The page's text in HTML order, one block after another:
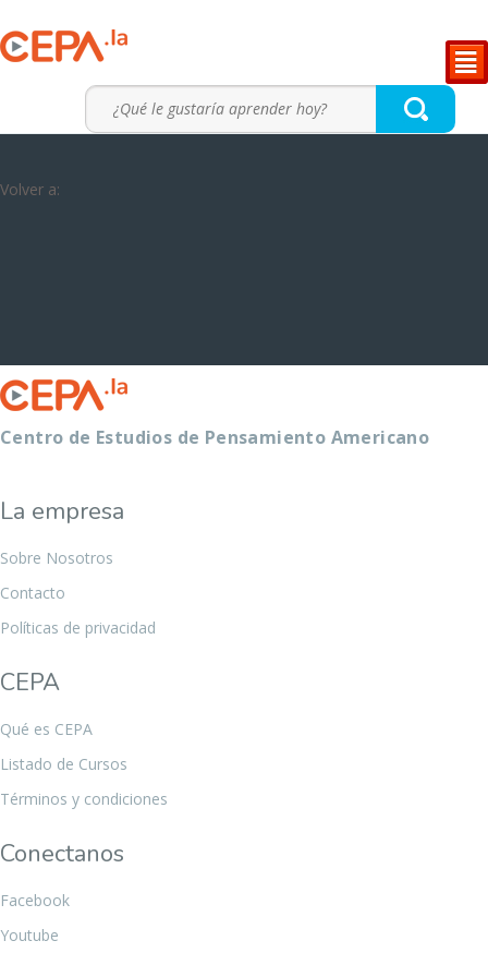
²
Volver a:
Centro de Estudios de Pensamiento Americano
La empresa
Sobre Nosotros
Contacto
Políticas de privacidad
CEPA
Qué es CEPA
Listado de Cursos
Términos y condiciones
Conectanos
Facebook
Youtube